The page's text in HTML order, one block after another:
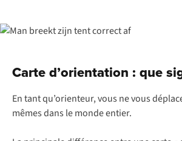
Carte d’orientation : que
En tant qu’orienteur, vous ne vous
mêmes dans le monde entier.